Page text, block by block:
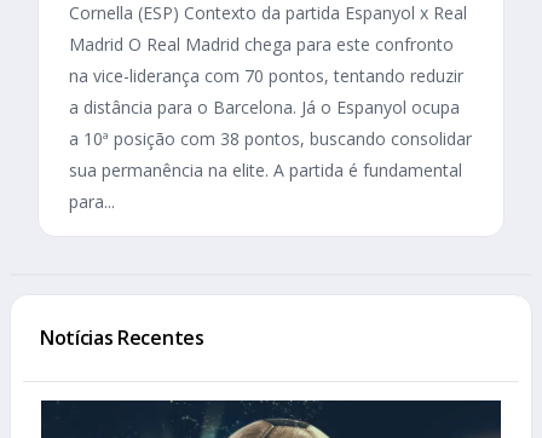
Cornella (ESP) Contexto da partida Espanyol x Real
Madrid O Real Madrid chega para este confronto
na vice-liderança com 70 pontos, tentando reduzir
a distância para o Barcelona. Já o Espanyol ocupa
a 10ª posição com 38 pontos, buscando consolidar
sua permanência na elite. A partida é fundamental
para...
Notícias Recentes